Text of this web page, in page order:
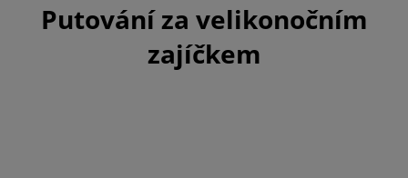
Putování za velikonočním
zajíčkem